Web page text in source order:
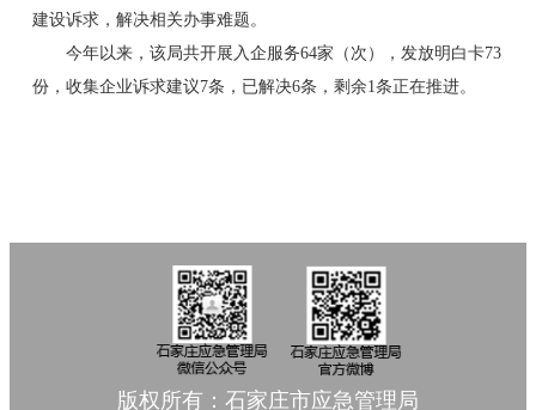
建设诉求，解决相关办事难题。
今年以来，该局共开展入企服务64家（次），发放明白卡73
份，收集企业诉求建议7条，已解决6条，剩余1条正在推进。